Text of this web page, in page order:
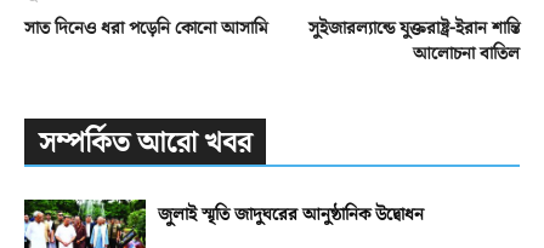
সাত দিনেও ধরা পড়েনি কোনো আসামি
সুইজারল্যান্ডে যুক্তরাষ্ট্র-ইরান শান্তি
আলোচনা বাতিল
সম্পর্কিত আরো খবর
জুলাই স্মৃতি জাদুঘরের আনুষ্ঠানিক উদ্বোধন